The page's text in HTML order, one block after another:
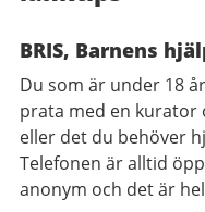
BRIS, Barnens
Du som är under 18
prata med en kurator
eller det du behöver
Telefonen är alltid
anonym och det är